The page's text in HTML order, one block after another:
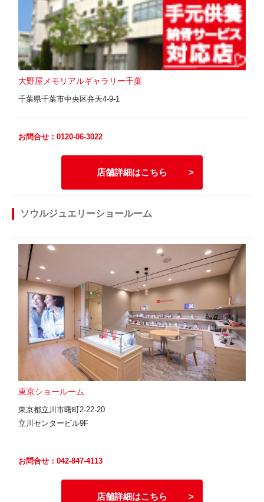
大野屋メモリアルギャラリー千葉
千葉県千葉市中央区弁天4-9-1
お問合せ：0120-06-3022
店舗詳細はこちら
ソウルジュエリーショールーム
東京ショールーム
東京都立川市曙町2-22-20
立川センタービル9F
お問合せ：042-847-4113
店舗詳細はこちら